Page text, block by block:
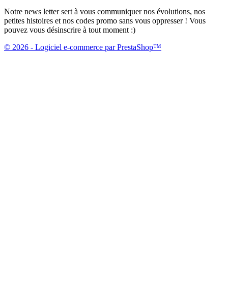
Notre news letter sert à vous communiquer nos évolutions, nos
petites histoires et nos codes promo sans vous oppresser ! Vous
pouvez vous désinscrire à tout moment :)
© 2026 - Logiciel e-commerce par PrestaShop™